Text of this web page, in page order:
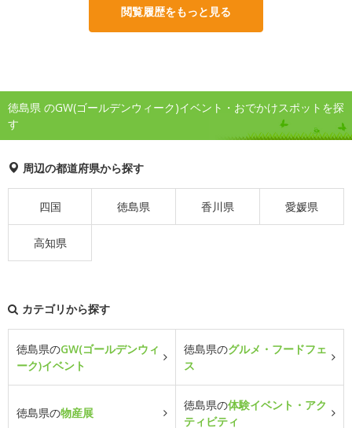
閲覧履歴をもっと見る
徳島県 のGW(ゴールデンウィーク)イベント・おでかけスポットを探
す
周辺の都道府県から探す
四国 徳島県 香川県 愛媛県
高知県
カテゴリから探す
徳島県のGW(ゴールデンウィ
ーク)イベント
徳島県のグルメ・フードフェ
ス
徳島県の物産展
徳島県の体験イベント・アク
ティビティ